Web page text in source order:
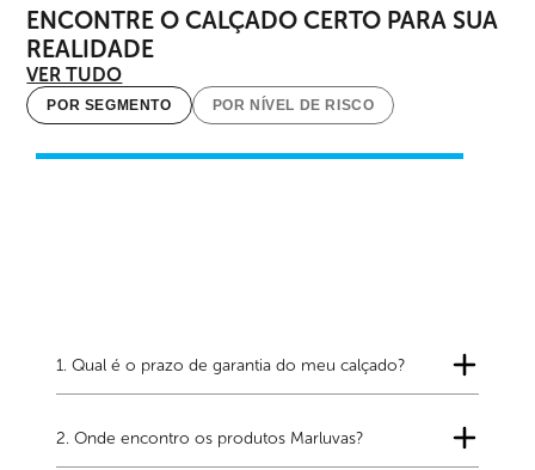
ENCONTRE O CALÇADO CERTO PARA SUA
REALIDADE
VER TUDO
POR SEGMENTO POR NÍVEL DE RISCO
1. Qual é o prazo de garantia do meu calçado?
adquirido. Consulte carta de garantia do produto para
verificar o prazo correspondente à sua referência.
2. Onde encontro os produtos Marluvas?